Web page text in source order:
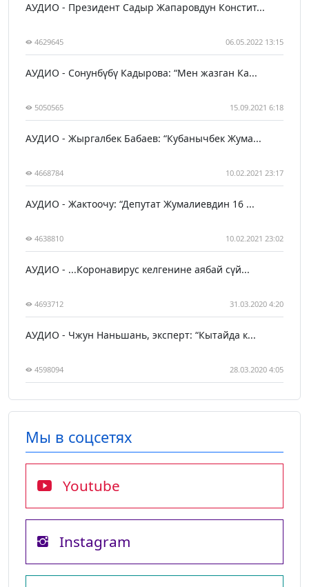
АУДИО - Президент Садыр Жапаровдун Констит...
4629645 06.05.2022 13:15
АУДИО - Сонунбүбү Кадырова: “Мен жазган Ка...
5050565 15.09.2021 6:18
АУДИО - Жыргалбек Бабаев: “Кубанычбек Жума...
4668784 10.02.2021 23:17
АУДИО - Жактоочу: “Депутат Жумалиевдин 16 ...
4638810 10.02.2021 23:02
АУДИО - ...Коронавирус келгенине аябай сүй...
4693712 31.03.2020 4:20
АУДИО - Чжун Наньшань, эксперт: “Кытайда к...
4598094 28.03.2020 4:05
Мы в соцсетях
Youtube
Instagram